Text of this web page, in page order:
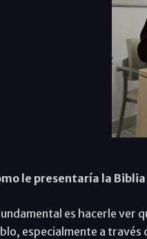
le presentaría la
es hacerle ver
especialmente a través